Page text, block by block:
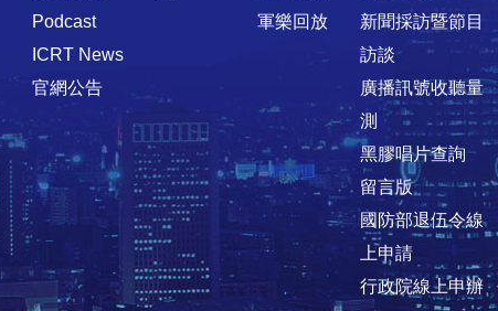
Podcast
ICRT News
官網公告
軍樂回放
新聞採訪暨節目
訪談
廣播訊號收聽量
測
黑膠唱片查詢
留言版
國防部退伍令線
上申請
行政院線上申辦